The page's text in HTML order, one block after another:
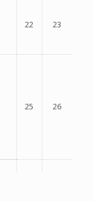
22 23
25 26